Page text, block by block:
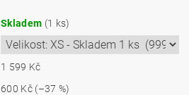
Skladem (1 ks)
1 599 Kč
600 Kč (–37 %)